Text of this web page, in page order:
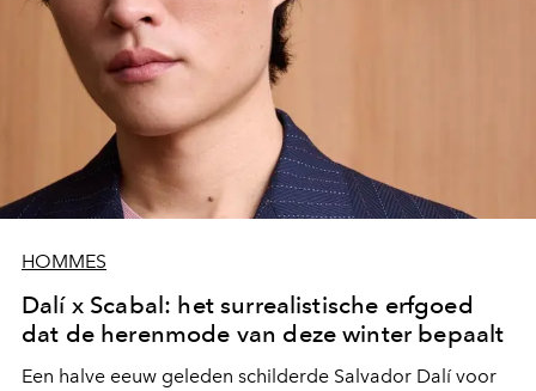
HOMMES
Dalí x Scabal: het surrealistische erfgoed
dat de herenmode van deze winter bepaalt
Een halve eeuw geleden schilderde Salvador Dalí voor